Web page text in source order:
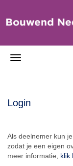
Login
Als deelnemer kun
zodat je een eigen
meer informatie, klik